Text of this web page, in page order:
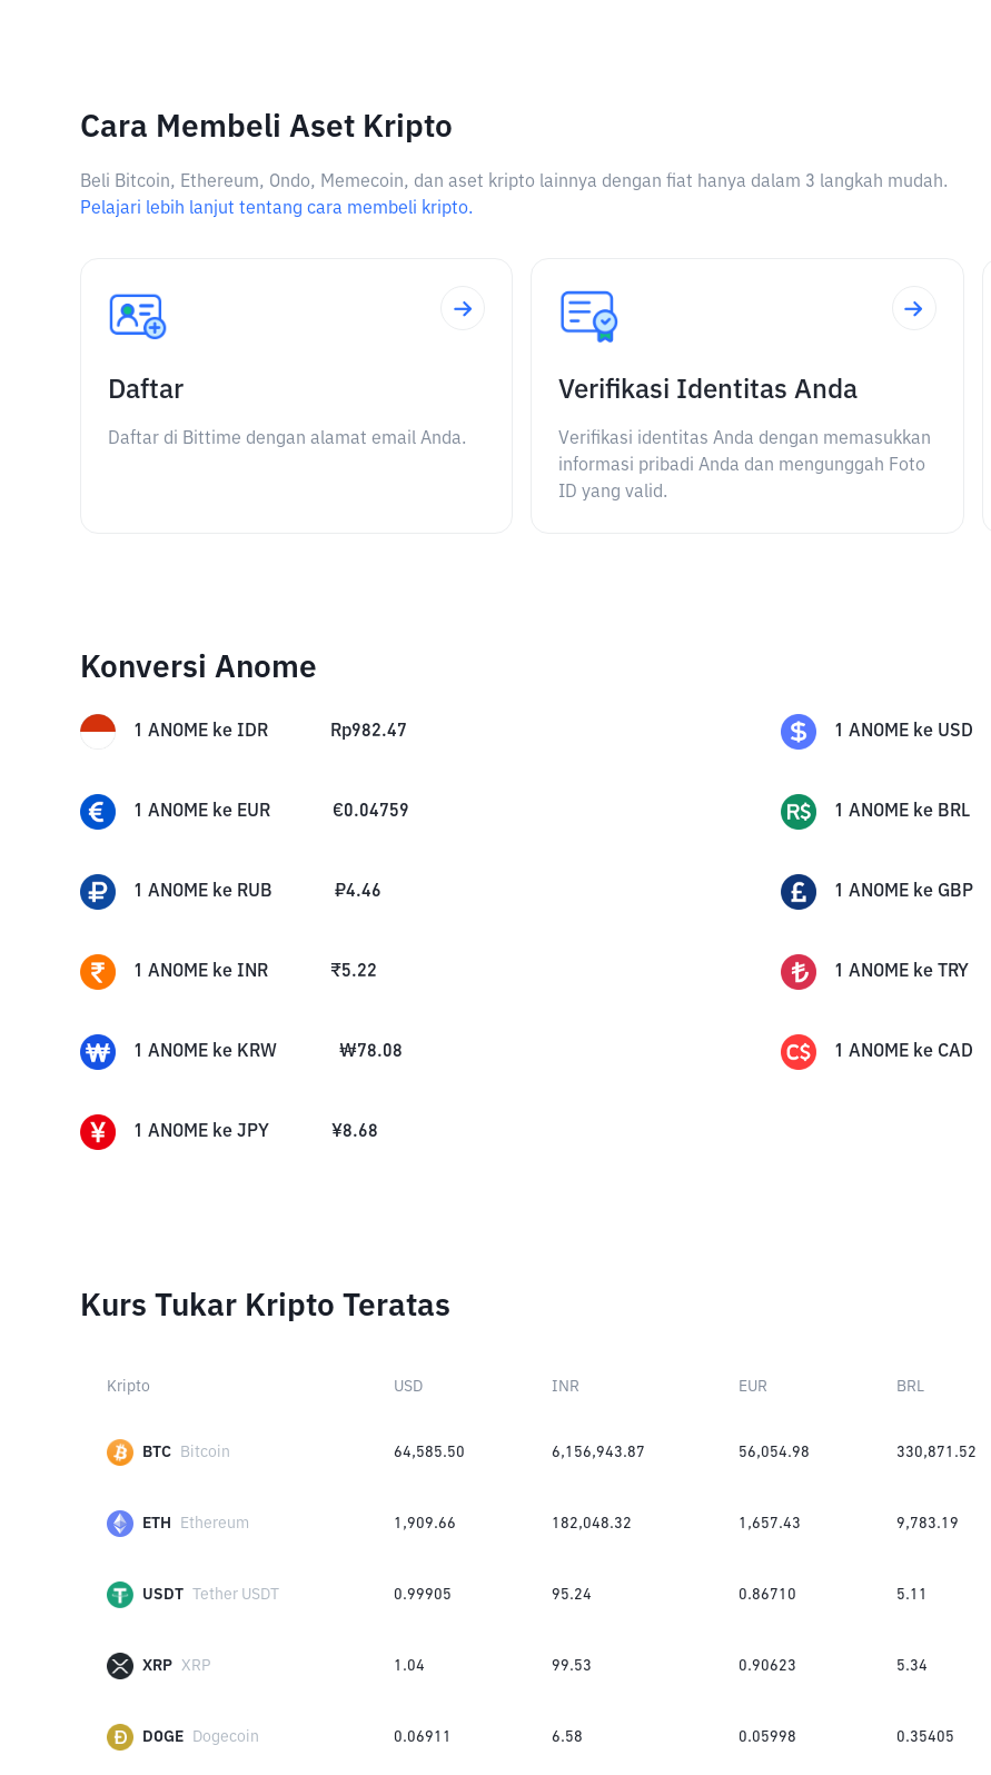
Cara Membeli Aset Kripto
Beli Bitcoin, Ethereum, Ondo, Memecoin, dan aset kripto lainnya dengan fiat hanya dalam 3 langkah mudah.
Pelajari lebih lanjut tentang cara membeli kripto.
Daftar
Daftar di Bittime dengan alamat email Anda.
Verifikasi Identitas Anda
Verifikasi identitas Anda dengan memasukkan
informasi pribadi Anda dan mengunggah Foto
ID yang valid.
Konversi Anome
1 ANOME ke IDR Rp982.47 1 ANOME ke USD
1 ANOME ke EUR €0.04759 1 ANOME ke BRL
1 ANOME ke RUB ₽4.46 1 ANOME ke GBP
1 ANOME ke INR ₹5.22 1 ANOME ke TRY
1 ANOME ke KRW ₩78.08 1 ANOME ke CAD
1 ANOME ke JPY ¥8.68
Kurs Tukar Kripto Teratas
Kripto USD INR EUR BRL
BTC Bitcoin 64,585.50 6,156,943.87 56,054.98 330,871.52
ETH Ethereum 1,909.66 182,048.32 1,657.43 9,783.19
USDT Tether USDT 0.99905 95.24 0.86710 5.11
XRP XRP 1.04 99.53 0.90623 5.34
DOGE Dogecoin 0.06911 6.58 0.05998 0.35405